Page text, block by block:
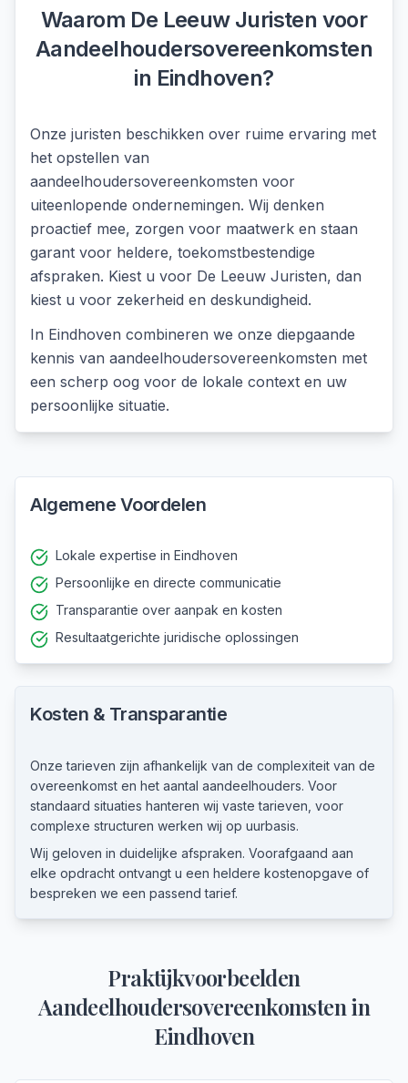
Waarom De Leeuw Juristen voor
Aandeelhoudersovereenkomsten
in Eindhoven?
Onze juristen beschikken over ruime ervaring met
het opstellen van
aandeelhoudersovereenkomsten voor
uiteenlopende ondernemingen. Wij denken
proactief mee, zorgen voor maatwerk en staan
garant voor heldere, toekomstbestendige
afspraken. Kiest u voor De Leeuw Juristen, dan
kiest u voor zekerheid en deskundigheid.
In Eindhoven combineren we onze diepgaande
kennis van aandeelhoudersovereenkomsten met
een scherp oog voor de lokale context en uw
persoonlijke situatie.
Algemene Voordelen
Lokale expertise in Eindhoven
Persoonlijke en directe communicatie
Transparantie over aanpak en kosten
Resultaatgerichte juridische oplossingen
Kosten & Transparantie
Onze tarieven zijn afhankelijk van de complexiteit van de
overeenkomst en het aantal aandeelhouders. Voor
standaard situaties hanteren wij vaste tarieven, voor
complexe structuren werken wij op uurbasis.
Wij geloven in duidelijke afspraken. Voorafgaand aan
elke opdracht ontvangt u een heldere kostenopgave of
bespreken we een passend tarief.
Praktijkvoorbeelden
Aandeelhoudersovereenkomstenin
Eindhoven